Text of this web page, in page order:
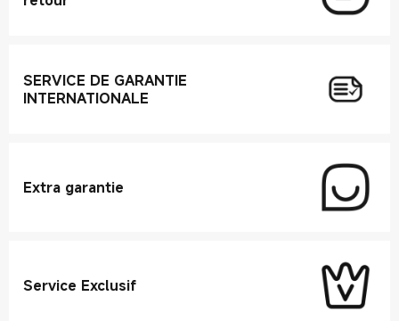
SERVICE DE GARANTIE
INTERNATIONALE
Extra garantie
Service Exclusif